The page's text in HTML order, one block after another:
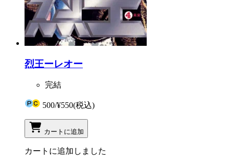
烈王ーレオー
完結
500/¥550(税込)
カートに追加
カートに追加しました